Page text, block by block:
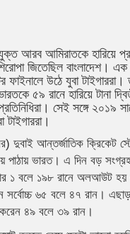
আরব আমিরাতকে হারিয়ে
জিতেছিল বাংলাদেশ।
ফাইনালে উঠে যুবা
৫৯ রানে হারিয়ে টানা
সেই সঙ্গে ২০১৯
দুবাই আন্তর্জাতিক ক্রিকেট
পাঠায় ভারত। এ দিন বড়
১ বলে ১৯৮ রানে অলআউট হয়
সর্বোচ্চ ৬৫ বলে ৪৭ রান।
৪৯ বলে ৩৯ রান।